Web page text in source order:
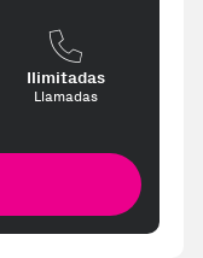
Ilimitadas
Llamadas